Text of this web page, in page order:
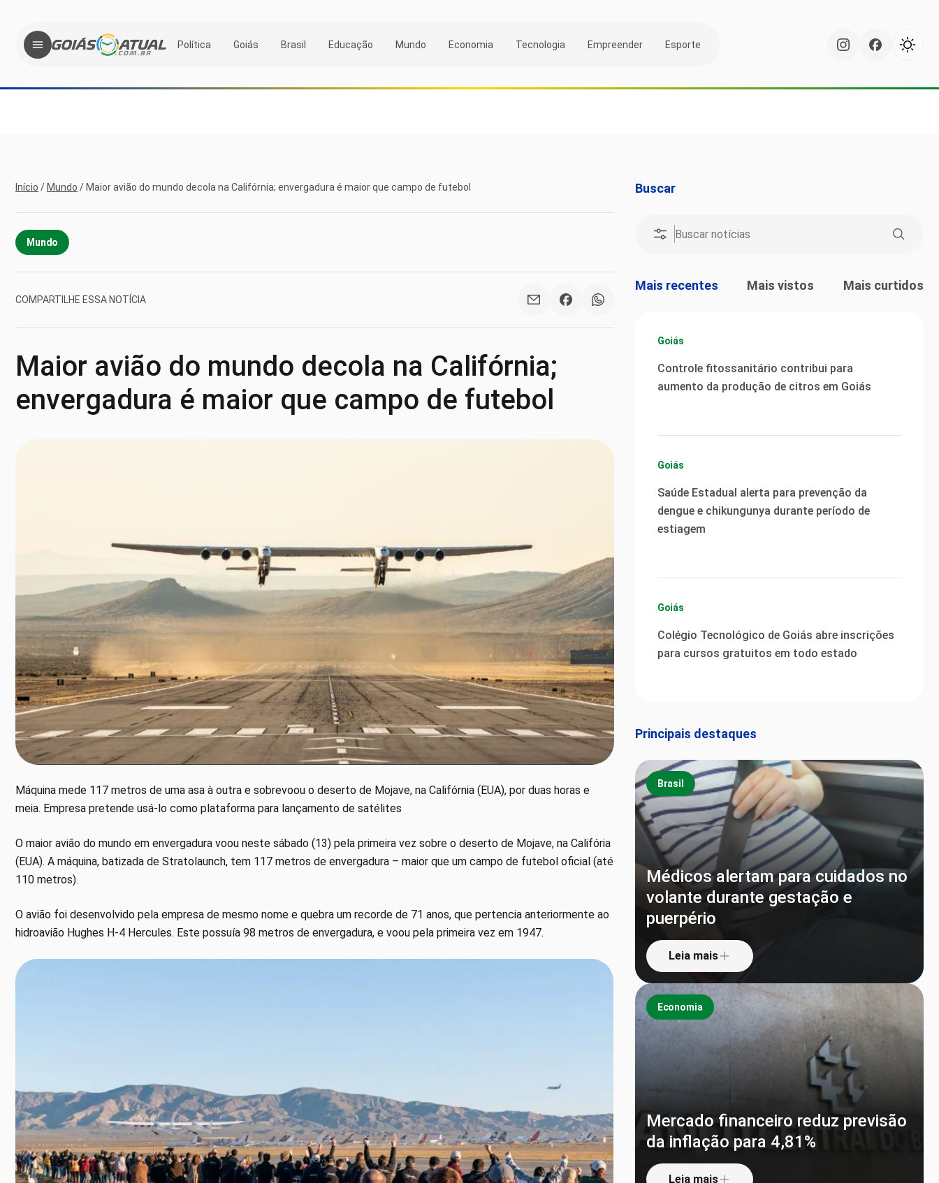
Política Goiás Brasil Educação Mundo Economia Tecnologia Empreender Esporte
Início / Mundo / Maior avião do mundo decola na Califórnia; envergadura é maior que campo de futebol
Mundo
COMPARTILHE ESSA NOTÍCIA
Maior avião do mundo decola na Califórnia;
envergadura é maior que campo de futebol
Máquina mede 117 metros de uma asa à outra e sobrevoou o deserto de Mojave, na Califórnia (EUA), por duas horas e
meia. Empresa pretende usá-lo como plataforma para lançamento de satélites
O maior avião do mundo em envergadura voou neste sábado (13) pela primeira vez sobre o deserto de Mojave, na Califória
(EUA). A máquina, batizada de Stratolaunch, tem 117 metros de envergadura – maior que um campo de futebol oficial (até
110 metros).
O avião foi desenvolvido pela empresa de mesmo nome e quebra um recorde de 71 anos, que pertencia anteriormente ao
hidroavião Hughes H-4 Hercules. Este possuía 98 metros de envergadura, e voou pela primeira vez em 1947.
Buscar
Mais recentes Mais vistos Mais curtidos
Goiás
Controle fitossanitário contribui para
aumento da produção de citros em Goiás
Goiás
Saúde Estadual alerta para prevenção da
dengue e chikungunya durante período de
estiagem
Goiás
Colégio Tecnológico de Goiás abre inscrições
para cursos gratuitos em todo estado
Principais destaques
Brasil
Médicos alertam para cuidados no
volante durante gestação e
puerpério
Leia mais
Economia
Mercado financeiro reduz previsão
da inflação para 4,81%
Leia mais